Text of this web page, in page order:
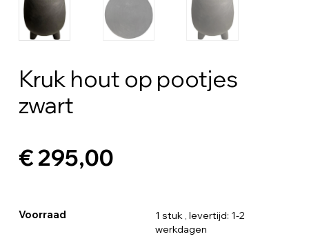
Kruk hout op pootjes
zwart
€ 295,00
Voorraad 1 stuk , levertijd: 1-2
werkdagen